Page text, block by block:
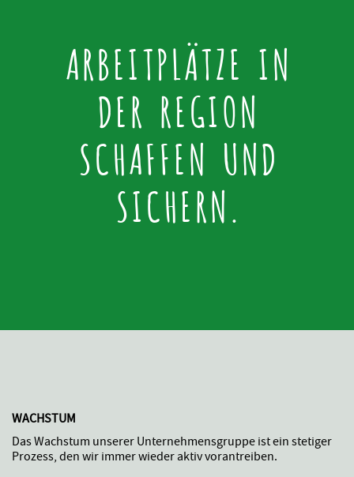
ARBEITPLÄTZE IN
DER REGION
SCHAFFEN UND
SICHERN.
WACHSTUM
Das Wachstum unserer Unternehmensgruppe ist ein stetiger
Prozess, den wir immer wieder aktiv vorantreiben.